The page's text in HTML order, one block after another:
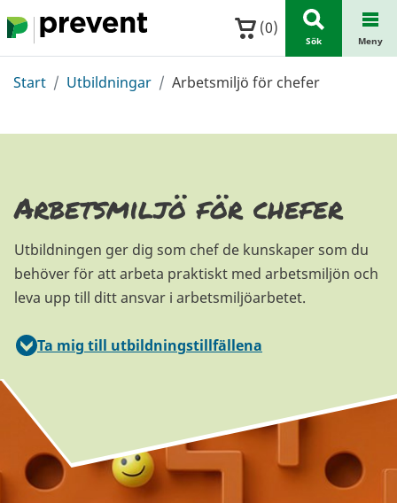
Hoppa till huvudinnehållet (0)
Sök Meny
Start Utbildningar Arbetsmiljö för chefer
Arbetsmiljö för chefer
Utbildningen ger dig som chef de kunskaper som du
behöver för att arbeta praktiskt med arbetsmiljön och
leva upp till ditt ansvar i arbetsmiljöarbetet.
Ta mig till utbildningstillfällena